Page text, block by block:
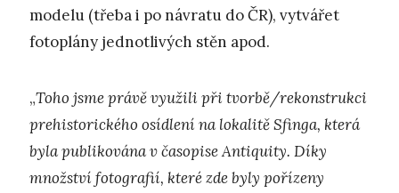
modelu (třeba i po návratu do ČR), vytvářet
fotoplány jednotlivých stěn apod.
„Toho jsme právě využili při tvorbě/rekonstrukci
prehistorického osídlení na lokalitě Sfinga, která
byla publikována v časopise Antiquity. Díky
množství fotografií, které zde byly pořízeny